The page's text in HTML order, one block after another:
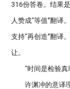
316份答卷。结果
人赞成“等值”翻译
支持“再创造”翻译
让。
“时间是检验真
许渊冲的意译理